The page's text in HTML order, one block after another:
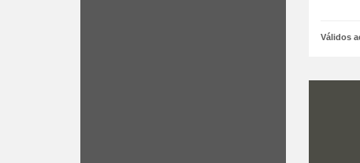
Válidos